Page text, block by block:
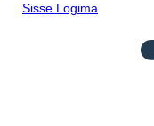
Sisse Logima